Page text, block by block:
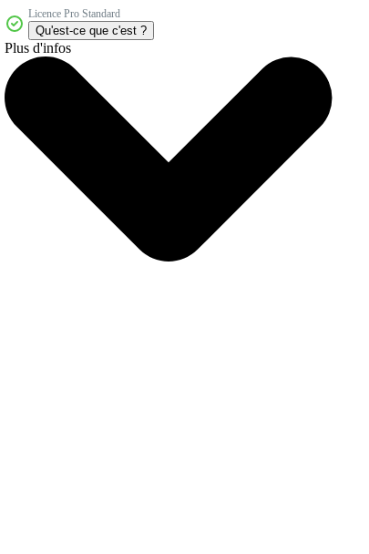
Licence Pro Standard
Qu'est-ce que c'est ?
Plus d'infos